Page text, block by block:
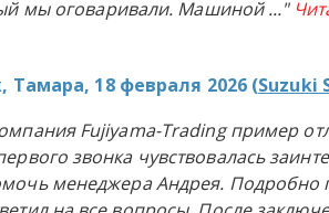
мы оговаривали. Машиной..."
Тамара, 18 февраля 2026 (Suzuki
Fujiyama-Trading пример
звонка чувствовалась
менеджера Андрея. Подробно